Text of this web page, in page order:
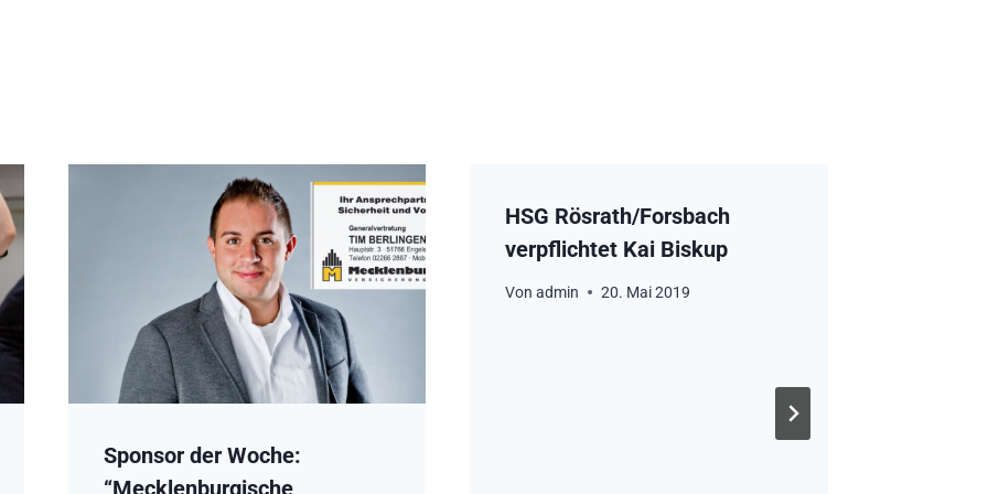
Sponsor der Woche:
“Mecklenburgische
HSG Rösrath/Forsbach
verpflichtet Kai Biskup
Von admin 20. Mai 2019